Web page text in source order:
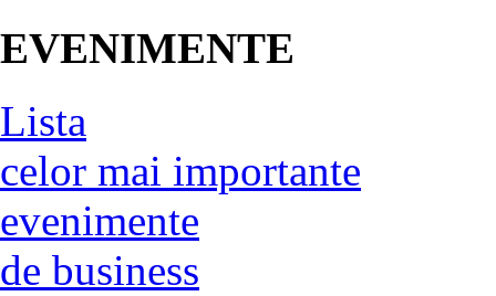
EVENIMENTE
Lista
celor mai importante
evenimente
de business